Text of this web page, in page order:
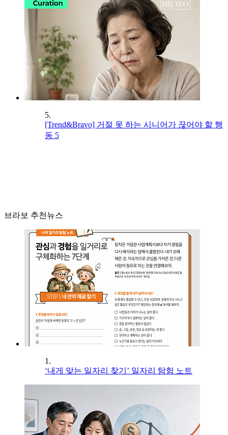
5.
[Trend&Bravo] 거절 못 하는 시니어가 끊어야 할 행
동 5
브라보 추천뉴스
1.
‘내게 맞는 일자리 찾기’ 일자리 탐험 노트